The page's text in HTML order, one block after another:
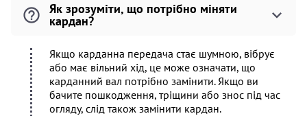
Як зрозуміти, що потрібно міняти
кардан?
Якщо карданна передача стає шумною, вібрує
або має вільний хід, це може означати, що
карданний вал потрібно замінити. Якщо ви
бачите пошкодження, тріщини або знос під час
огляду, слід також замінити кардан.